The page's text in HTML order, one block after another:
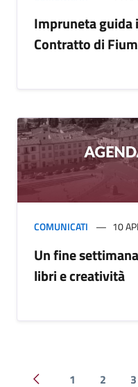
Impruneta guida
Contratto di
COMUNICATI 10
Un fine
libri e creatività
1 2 3